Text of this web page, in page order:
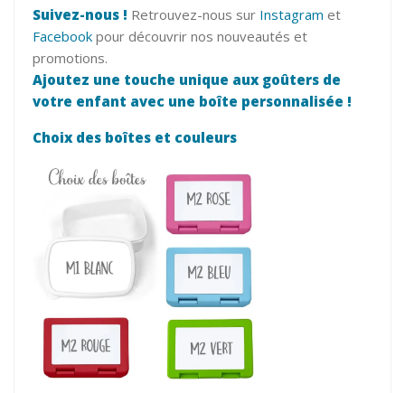
Suivez-nous ! Retrouvez-nous sur Instagram et
Facebook pour découvrir nos nouveautés et
promotions.
Ajoutez une touche unique aux goûters de
votre enfant avec une boîte personnalisée !
Choix des boîtes et couleurs